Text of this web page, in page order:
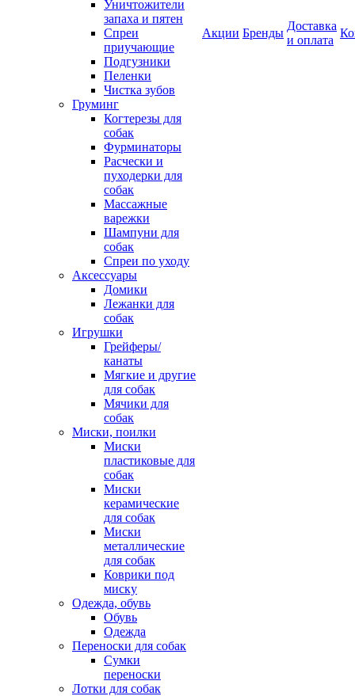
Уничтожители
запаха и пятен
Спреи
приучающие
Подгузники
Пеленки
Чистка зубов
Груминг
Когтерезы для
собак
Фурминаторы
Расчески и
пуходерки для
собак
Массажные
варежки
Шампуни для
собак
Спреи по уходу
Аксессуары
Домики
Лежанки для
собак
Игрушки
Грейферы/
канаты
Мягкие и другие
для собак
Мячики для
собак
Миски, поилки
Миски
пластиковые для
собак
Миски
керамические
для собак
Миски
металлические
для собак
Коврики под
миску
Одежда, обувь
Обувь
Одежда
Переноски для собак
Сумки
переноски
Лотки для собак
Акции Бренды
Доставка
и оплата